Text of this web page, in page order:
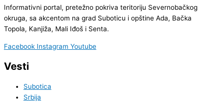
Informativni portal, pretežno pokriva teritoriju Severnobačkog
okruga, sa akcentom na grad Suboticu i opštine Ada, Bačka
Topola, Kanjiža, Mali Iđoš i Senta.
Facebook Instagram Youtube
Vesti
Subotica
Srbija